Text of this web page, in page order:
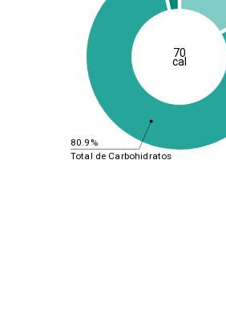
80.9%
Total de Carbohidratos
70
cal